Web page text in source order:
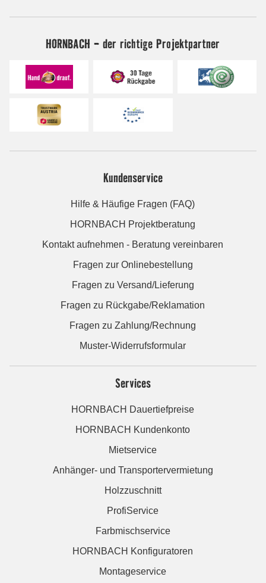
HORNBACH - der richtige Projektpartner
Kundenservice
Hilfe & Häufige Fragen (FAQ)
HORNBACH Projektberatung
Kontakt aufnehmen - Beratung vereinbaren
Fragen zur Onlinebestellung
Fragen zu Versand/Lieferung
Fragen zu Rückgabe/Reklamation
Fragen zu Zahlung/Rechnung
Muster-Widerrufsformular
Services
HORNBACH Dauertiefpreise
HORNBACH Kundenkonto
Mietservice
Anhänger- und Transportervermietung
Holzzuschnitt
ProfiService
Farbmischservice
HORNBACH Konfiguratoren
Montageservice